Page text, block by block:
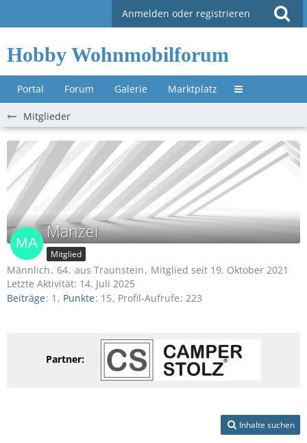
Anmelden oder registrieren
Hobby Wohnmobilforum
Portal Forum Galerie Marktplatz Untermenü »
Mitglieder
Manzei
Mitglied
Männlich 64 aus Traunstein
Mitglied seit 19. Oktober 2021
Letzte Aktivität: 14. Juli 2025
Beiträge 1 Punkte 15 Profil-Aufrufe 223
Partner:
Inhalte suchen